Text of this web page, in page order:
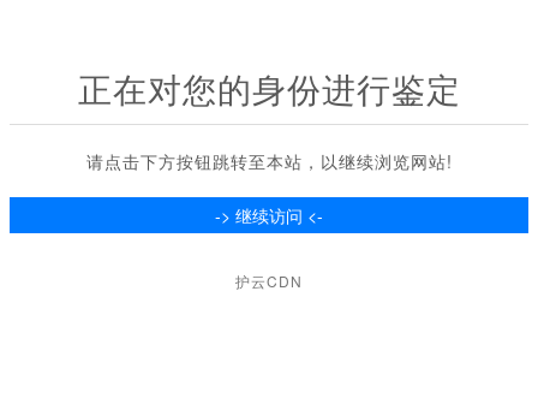
正在对您的身份进行鉴定
请点击下方按钮跳转至本站，以继续浏览网站!
护云CDN